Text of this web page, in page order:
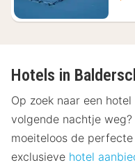
Hotels in
Op zoek naar een
volgende nachtje
moeiteloos de
exclusieve hotel